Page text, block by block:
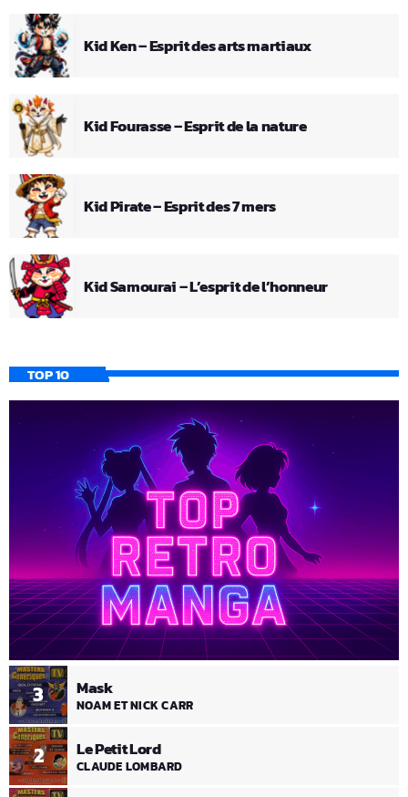
Kid Ken – Esprit des arts martiaux
Kid Fourasse – Esprit de la nature
Kid Pirate – Esprit des 7 mers
Kid Samourai – L’esprit de l’honneur
TOP 10
2 Le Petit Lord
CLAUDE LOMBARD
3 Mask
NOAM ET NICK CARR